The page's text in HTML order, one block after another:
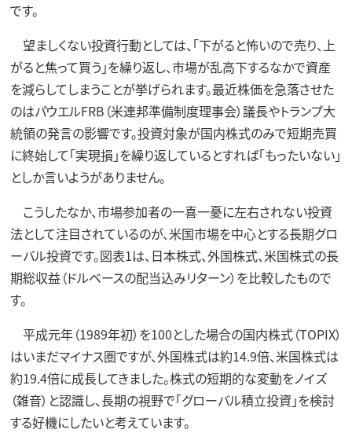
です。
望ましくない投資行動としては、「下がると怖いので売り、上
がると焦って買う」を繰り返し、市場が乱高下するなかで資産
を減らしてしまうことが挙げられます。最近株価を急落させた
のはパウエルFRB（米連邦準備制度理事会）議長やトランプ大
統領の発言の影響です。投資対象が国内株式のみで短期売買
に終始して「実現損」を繰り返しているとすれば「もったいない」
としか言いようがありません。
こうしたなか、市場参加者の一喜一憂に左右されない投資
法として注目されているのが、米国市場を中心とする長期グロ
ーバル投資です。図表1は、日本株式、外国株式、米国株式の長
期総収益（ドルベースの配当込みリターン）を比較したもので
す。
平成元年（1989年初）を100とした場合の国内株式（TOPIX）
はいまだマイナス圏ですが、外国株式は約14.9倍、米国株式は
約19.4倍に成長してきました。株式の短期的な変動をノイズ
（雑音）と認識し、長期の視野で「グローバル積立投資」を検討
する好機にしたいと考えています。